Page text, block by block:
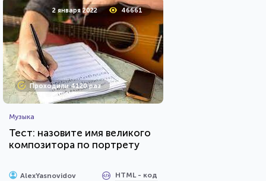
2 января 2022 46661
Проходили 4120 раз
Музыка
Тест: назовите имя великого
композитора по портрету
AlexYasnovidov HTML - код